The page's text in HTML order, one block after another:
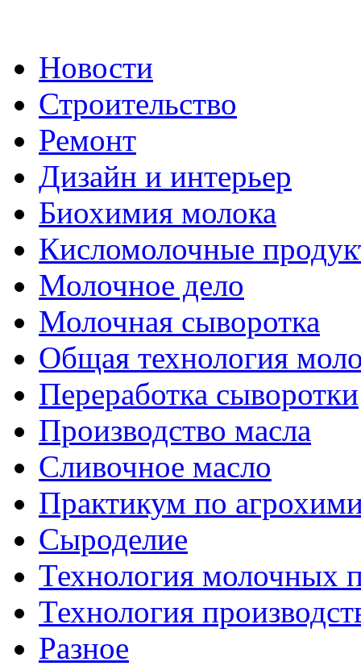
Новости
Строительство
Ремонт
Дизайн и интерьер
Биохимия молока
Кисломолочные
Молочное дело
Молочная сыворотка
Общая технология
Переработка сыворотки
Производство масла
Сливочное масло
Практикум по
Сыроделие
Технология молочных
Технология
Разное